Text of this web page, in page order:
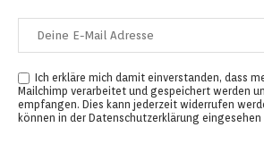
Ich erkläre mich damit einverstanden, dass
Mailchimp verarbeitet und gespeichert werden
empfangen. Dies kann jederzeit widerrufen
können in der Datenschutzerklärung eingesehen